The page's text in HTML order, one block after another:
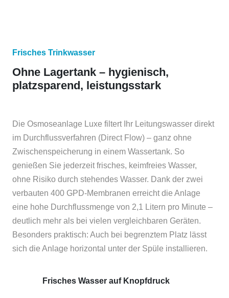
Frisches Trinkwasser
Ohne Lagertank – hygienisch,
platzsparend, leistungsstark
Die Osmoseanlage Luxe filtert Ihr Leitungswasser direkt
im Durchflussverfahren (Direct Flow) – ganz ohne
Zwischenspeicherung in einem Wassertank. So
genießen Sie jederzeit frisches, keimfreies Wasser,
ohne Risiko durch stehendes Wasser. Dank der zwei
verbauten 400 GPD-Membranen erreicht die Anlage
eine hohe Durchflussmenge von 2,1 Litern pro Minute –
deutlich mehr als bei vielen vergleichbaren Geräten.
Besonders praktisch: Auch bei begrenztem Platz lässt
sich die Anlage horizontal unter der Spüle installieren.
Frisches Wasser auf Knopfdruck